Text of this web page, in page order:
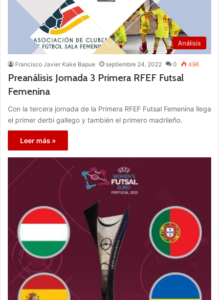
Análisis
Francisco Javier Kake Bapue septiembre 24, 2022 0 496
Preanálisis Jornada 3 Primera RFEF Futsal
Femenina
Con la tercera jornada de la Primera RFEF Futsal Femenina llega
el primer derbi gallego y también el primero madrileño.
Leer más »